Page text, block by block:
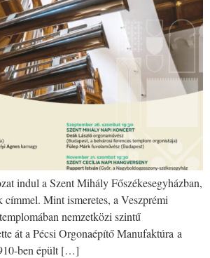
indul a Szent Mihály Főszékesegyházban,
címmel. Mint ismeretes, a Veszprémi
nemzetközi szintű
át a Pécsi Orgonaépítő Manufaktúra a
ben épült […]